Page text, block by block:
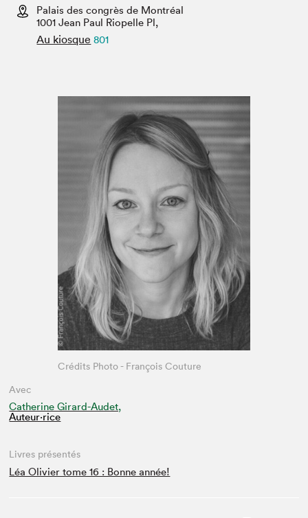
Espace médias
Palais des congrès de Montréal
1001 Jean Paul Riopelle Pl,
Au kiosque 801
Avec
Catherine Girard-Audet,
Auteur·rice
Crédits Photo - François Couture
Livres présentés
Léa Olivier tome 16 : Bonne année!